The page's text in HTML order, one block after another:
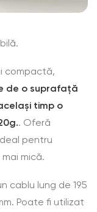
compactă,
de o suprafață
timp o
. Oferă
pentru
mică.
cablu lung de 195
Poate fi utilizat